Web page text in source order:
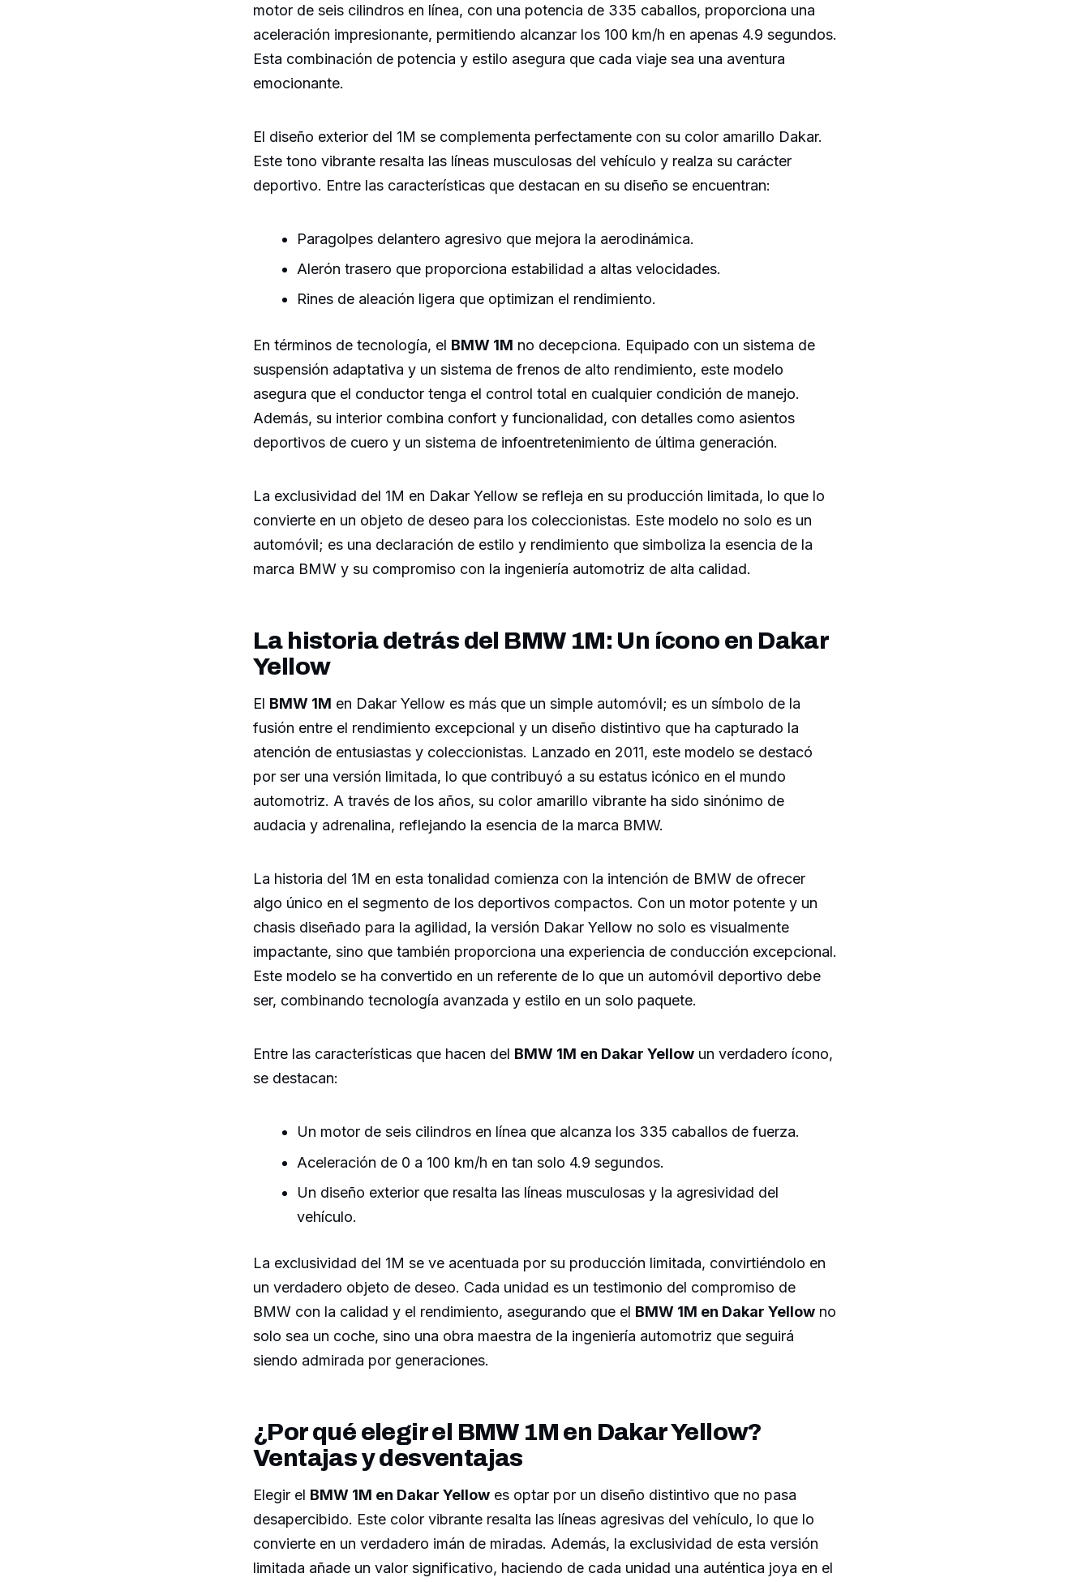
motor de seis cilindros en línea, con una potencia de 335 caballos, proporciona una
aceleración impresionante, permitiendo alcanzar los 100 km/h en apenas 4.9 segundos.
Esta combinación de potencia y estilo asegura que cada viaje sea una aventura
emocionante.
El diseño exterior del 1M se complementa perfectamente con su color amarillo Dakar.
Este tono vibrante resalta las líneas musculosas del vehículo y realza su carácter
deportivo. Entre las características que destacan en su diseño se encuentran:
Paragolpes delantero agresivo que mejora la aerodinámica.
Alerón trasero que proporciona estabilidad a altas velocidades.
Rines de aleación ligera que optimizan el rendimiento.
En términos de tecnología, el BMW 1M no decepciona. Equipado con un sistema de
suspensión adaptativa y un sistema de frenos de alto rendimiento, este modelo
asegura que el conductor tenga el control total en cualquier condición de manejo.
Además, su interior combina confort y funcionalidad, con detalles como asientos
deportivos de cuero y un sistema de infoentretenimiento de última generación.
La exclusividad del 1M en Dakar Yellow se refleja en su producción limitada, lo que lo
convierte en un objeto de deseo para los coleccionistas. Este modelo no solo es un
automóvil; es una declaración de estilo y rendimiento que simboliza la esencia de la
marca BMW y su compromiso con la ingeniería automotriz de alta calidad.
La historia detrás del BMW 1M: Un ícono en Dakar
Yellow
El BMW 1M en Dakar Yellow es más que un simple automóvil; es un símbolo de la
fusión entre el rendimiento excepcional y un diseño distintivo que ha capturado la
atención de entusiastas y coleccionistas. Lanzado en 2011, este modelo se destacó
por ser una versión limitada, lo que contribuyó a su estatus icónico en el mundo
automotriz. A través de los años, su color amarillo vibrante ha sido sinónimo de
audacia y adrenalina, reflejando la esencia de la marca BMW.
La historia del 1M en esta tonalidad comienza con la intención de BMW de ofrecer
algo único en el segmento de los deportivos compactos. Con un motor potente y un
chasis diseñado para la agilidad, la versión Dakar Yellow no solo es visualmente
impactante, sino que también proporciona una experiencia de conducción excepcional.
Este modelo se ha convertido en un referente de lo que un automóvil deportivo debe
ser, combinando tecnología avanzada y estilo en un solo paquete.
Entre las características que hacen del BMW 1M en Dakar Yellow un verdadero ícono,
se destacan:
Un motor de seis cilindros en línea que alcanza los 335 caballos de fuerza.
Aceleración de 0 a 100 km/h en tan solo 4.9 segundos.
Un diseño exterior que resalta las líneas musculosas y la agresividad del
vehículo.
La exclusividad del 1M se ve acentuada por su producción limitada, convirtiéndolo en
un verdadero objeto de deseo. Cada unidad es un testimonio del compromiso de
BMW con la calidad y el rendimiento, asegurando que el BMW 1M en Dakar Yellow no
solo sea un coche, sino una obra maestra de la ingeniería automotriz que seguirá
siendo admirada por generaciones.
¿Por qué elegir el BMW 1M en Dakar Yellow?
Ventajas y desventajas
Elegir el BMW 1M en Dakar Yellow es optar por un diseño distintivo que no pasa
desapercibido. Este color vibrante resalta las líneas agresivas del vehículo, lo que lo
convierte en un verdadero imán de miradas. Además, la exclusividad de esta versión
limitada añade un valor significativo, haciendo de cada unidad una auténtica joya en el